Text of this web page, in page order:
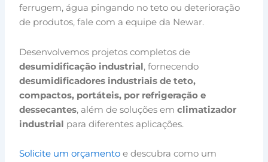
ferrugem, água pingando no teto ou deterioração
de produtos, fale com a equipe da Newar.
Desenvolvemos projetos completos de
desumidificação industrial, fornecendo
desumidificadores industriais de teto,
compactos, portáteis, por refrigeração e
dessecantes, além de soluções emclimatizador
industrial para diferentes aplicações.
Solicite um orçamento e descubra como um